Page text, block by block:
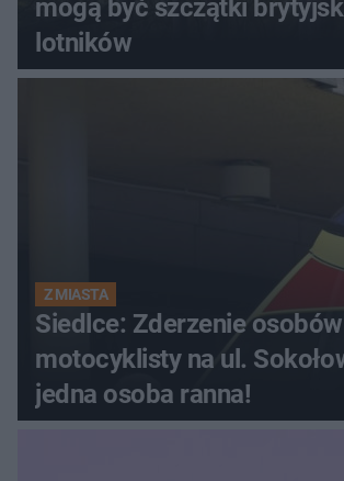
mogą być szczątki
lotników
Z MIASTA
Siedlce: Zderzenie
motocyklisty na ul.
jedna osoba ranna!